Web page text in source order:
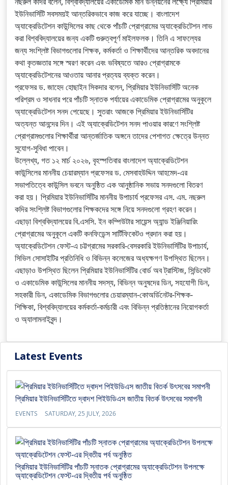
ইউনিভার্সিটি সবসময়ই আন্তরিকভাবে কাজ করে যাচ্ছে। বাংলাদেশ
অ্যাক্রেডিটেশন কাউন্সিলের কাছ থেকে পাঁচটি প্রোগ্রামের অ্যাক্রেডিটেশন লাভ
করা বিশ্ববিদ্যালয়ের জন্য একটি গুরুত্বপূর্ণ মাইলফলক। তিনি এ সাফল্যের
জন্য সংশ্লিষ্ট বিভাগগুলোর শিক্ষক, কর্মকর্তা ও শিক্ষার্থীদের আন্তরিক অবদানের
কথা কৃতজ্ঞতার সঙ্গে স্মরণ করেন এবং ভবিষ্যতে আরও প্রোগ্রামকে
অ্যাক্রেডিটেশনের আওতায় আনার প্রত্যয় ব্যক্ত করেন।
প্রফেসর ড. জাহেদ হোছাইন সিকদার বলেন, প্রিমিয়ার ইউনিভার্সিটি অনেক
পরিশ্রম ও সাধনার পরে পাঁচটি স্নাতক পর্যায়ের একাডেমিক প্রোগ্রামের অনুকূলে
অ্যাক্রেডিটেশন সনদ পেয়েছে। সুতরাং আজকে প্রিমিয়ার ইউনিভার্সিটির
অত্যন্ত আনন্দের দিন। এই অ্যাক্রেডিটেশন সনদ পাওয়ার কারণে সংশ্লিষ্ট
প্রোগ্রামগুলোর শিক্ষার্থীরা আন্তর্জাতিক অঙ্গনে তাদের পেশাগত ক্ষেত্রে উন্নত
সুযোগ-সুবিধা পাবেন।
উল্লেখ্য, গত ১২ মার্চ ২০২৬, বৃহস্পতিবার বাংলাদেশ অ্যাক্রেডিটেশন
কাউন্সিলের মাননীয় চেয়ারম্যান প্রফেসর ড. মেসবাহউদ্দিন আহমেদ-এর
সভাপতিত্বে কাউন্সিল ভবনে অনুষ্ঠিত এক আনুষ্ঠানিক সভায় সনদগুলো বিতরণ
করা হয়। প্রিমিয়ার ইউনিভার্সিটির মাননীয় উপাচার্য প্রফেসর এস. এম. নছরুল
কদির সংশ্লিষ্ট বিভাগগুলোর শিক্ষকদের সঙ্গে নিয়ে সনদগুলো গ্রহণ করেন।
এছাড়া বিশ্ববিদ্যালয়ের বি.এসসি. ইন কম্পিউটার সায়েন্স অ্যান্ড ইঞ্জিনিয়ারিং
প্রোগ্রামের অনুকূলে একটি কনফিডেন্স সার্টিফিকেটও প্রদান করা হয়।
অ্যাক্রেডিটেশন ফেস্ট-এ চট্টগ্রামের সরকারি-বেসরকারি ইউনিভার্সিটির উপাচার্য,
সিভিল সোসাইটির প্রতিনিধি ও বিভিন্ন কলেজের অধ্যক্ষগণ উপস্থিত ছিলেন।
এছাড়াও উপস্থিত ছিলেন প্রিমিয়ার ইউনিভার্সিটির বোর্ড অব ট্রাস্টিজ, সিন্ডিকেট
ও একাডেমিক কাউন্সিলের মাননীয় সদস্য, বিভিন্ন অনুষদের ডিন, সহযোগী ডিন,
সহকারী ডিন, একাডেমিক বিভাগগুলোর চেয়ারম্যান-কোঅর্ডিনেটর-শিক্ষক-
শিক্ষিকা, বিশ্ববিদ্যালয়ের কর্মকর্তা-কর্মচারী এবং বিভিন্ন প্রতিষ্ঠানের নিয়োগকর্তা
ও অ্যালামনাইবৃন্দ।
Latest Events
প্রিমিয়ার ইউনিভার্সিটিতে দ্বাদশ পিইউডিএস জাতীয় বিতর্ক উৎসবের সমাপনী
EVENTS SATURDAY, 25 JULY, 2026
প্রিমিয়ার ইউনিভার্সিটির পাঁচটি স্নাতক প্রোগ্রামের অ্যাক্রেডিটেশন উপলক্ষে
অ্যাক্রেডিটেশন ফেস্ট-এর দ্বিতীয় পর্ব অনুষ্ঠিত